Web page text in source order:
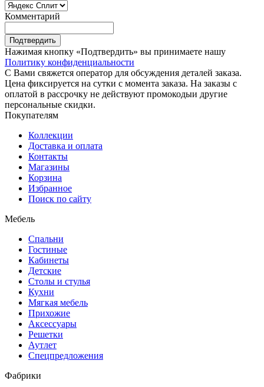
Комментарий
Подтвердить
Нажимая кнопку «Подтвердить» вы принимаете нашу
Политику конфиденциальности
С Вами свяжется оператор для обсуждения деталей заказа.
Цена фиксируется на сутки с момента заказа. На заказы с
оплатой в рассрочку не действуют промокодыи другие
персональные скидки.
Покупателям
Коллекции
Доставка и оплата
Контакты
Магазины
Корзина
Избранное
Поиск по сайту
Мебель
Спальни
Гостиные
Кабинеты
Детские
Столы и стулья
Кухни
Мягкая мебель
Прихожие
Аксессуары
Решетки
Аутлет
Спецпредложения
Фабрики